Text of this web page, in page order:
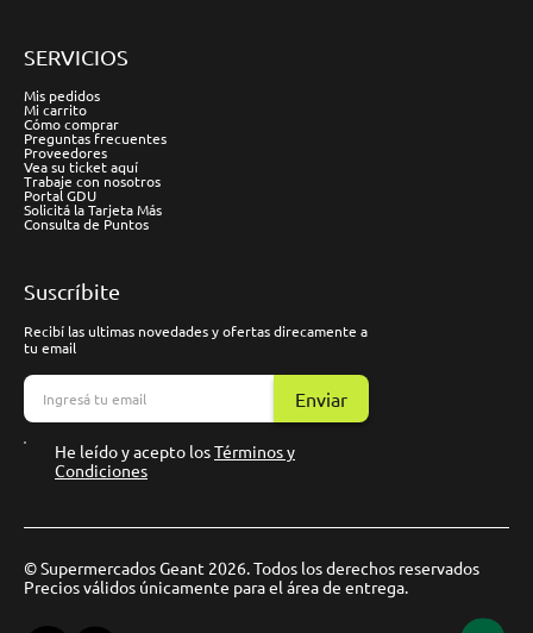
SERVICIOS
Mis pedidos
Mi carrito
Cómo comprar
Preguntas frecuentes
Proveedores
Vea su ticket aquí
Trabaje con nosotros
Portal GDU
Solicitá la Tarjeta Más
Consulta de Puntos
Suscríbite
Recibí las ultimas novedades y ofertas direcamente a
tu email
Enviar
He leído y acepto losTérminos y
Condiciones
© Supermercados Geant 2026. Todos los derechos reservados
Precios válidos únicamente para el área de entrega.